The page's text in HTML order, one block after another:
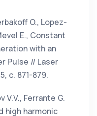
O., Lopez-
E., Constant
with an
Pulse // Laser
c. 871-879.
V.V., Ferrante G.
high harmonic